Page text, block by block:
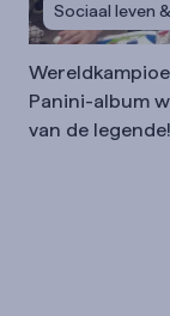
Sociaal leven
Panini-album
van de legende!